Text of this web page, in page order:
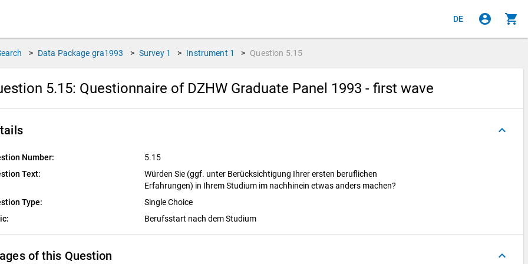
DE account_circle shopping_cart
> Data Package gra1993 > Survey 1 > Instrument 1 > Question 5.15
5.15: Questionnaire of DZHW Graduate Panel 1993 - first wave
keyboard_arrow_up
Number:
5.15
Text:
Würden Sie (ggf. unter Berücksichtigung Ihrer ersten beruflichen
Erfahrungen) in Ihrem Studium im nachhinein etwas anders machen?
Type:
Single Choice
Berufsstart nach dem Studium
of this Question keyboard_arrow_up